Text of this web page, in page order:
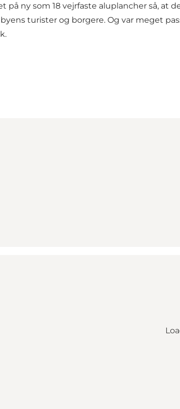
på ny som 18 vejrfaste aluplancher så,
turister og borgere. Og var meget